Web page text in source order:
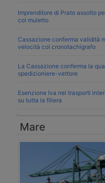
Imprenditore di Prato assolto
col muletto
Cassazione conferma validità
velocità col cronotachigrafo
La Cassazione conferma la
spedizioniere-vettore
Esenzione Iva nei trasporti
su tutta la filiera
Mare
Rhenus sarà
della Conferenza
COP29 in